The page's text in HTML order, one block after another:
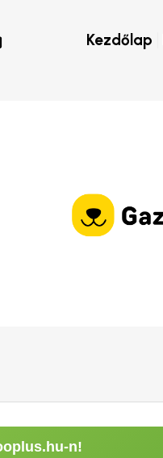
Kezdőlap
n!